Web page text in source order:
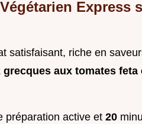
Express
satisfaisant, riche en
aux tomates feta
préparation active et 20